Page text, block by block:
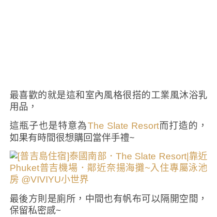
最喜歡的就是這和室內風格很搭的工業風沐浴乳
用品，
這瓶子也是特意為The Slate Resort而打造的，
如果有時間很想購回當伴手禮~
最後方則是廁所，中間也有帆布可以隔開空間，
保留私密感~